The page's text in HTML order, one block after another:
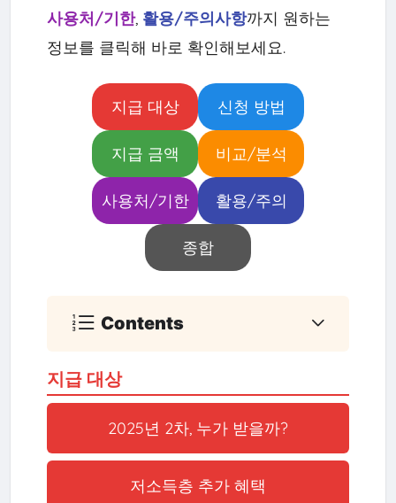
사용처/기한, 활용/주의사항까지 원하는
정보를 클릭해 바로 확인해보세요.
지급 대상 신청 방법
지급 금액 비교/분석
사용처/기한 활용/주의
종합
Contents
지급 대상
2025년 2차, 누가 받을까?
저소득층 추가 혜택